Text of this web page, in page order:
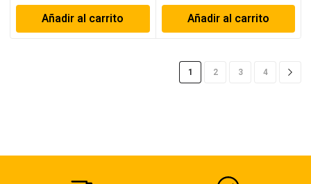
Añadir al carrito
Añadir al carrito
1 2 3 4